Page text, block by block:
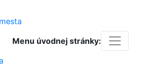
Menu úvodnej stránky: